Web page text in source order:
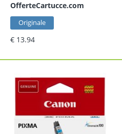
OfferteCartucce.com
Originale
€ 13.94